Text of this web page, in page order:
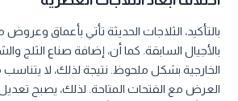
بالتأكيد، الثلاجات الحديثة تأتي بأعماق
بالأجيال السابقة. كما أن، إضافة صناع الثلج
الخارجية بشكل ملحوظ. نتيجة لذلك، لا يتناسب
العرض مع الفتحات المتاحة. لذلك، يصبح تعديل